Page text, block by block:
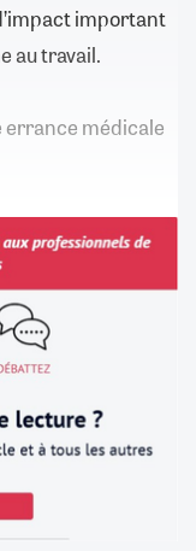
important
au travail.
errance médicale